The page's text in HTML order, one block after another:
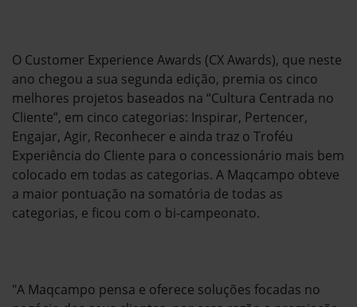
O Customer Experience Awards (CX Awards), que neste
ano chegou a sua segunda edição, premia os cinco
melhores projetos baseados na “Cultura Centrada no
Cliente”, em cinco categorias: Inspirar, Pertencer,
Engajar, Agir, Reconhecer e ainda traz o Troféu
Experiência do Cliente para o concessionário mais bem
colocado em todas as categorias. A Maqcampo obteve
a maior pontuação na somatória de todas as
categorias, e ficou com o bi-campeonato.
"A Maqcampo pensa e oferece soluções focadas no